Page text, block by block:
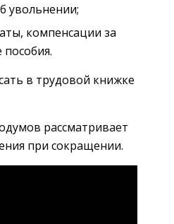
увольнении;
компенсации за
в трудовой книжке
рассматривает
при сокращении.